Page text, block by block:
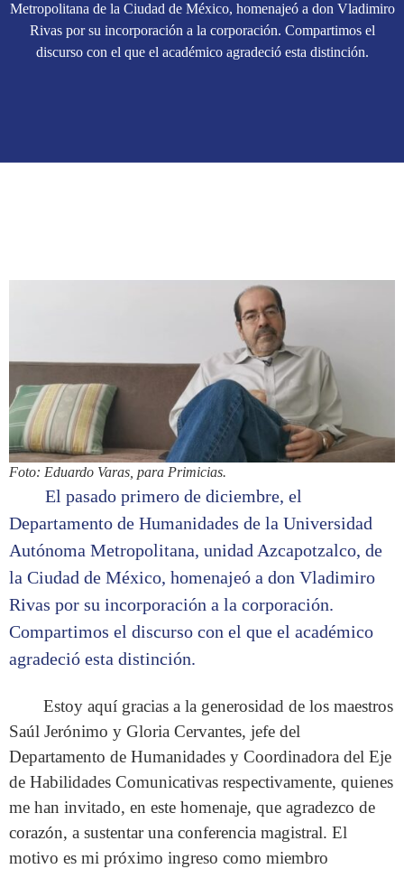
Metropolitana de la Ciudad de México, homenajeó a don Vladimiro
Rivas por su incorporación a la corporación. Compartimos el
discurso con el que el académico agradeció esta distinción.
Foto: Eduardo Varas, para Primicias.
El pasado primero de diciembre, el
Departamento de Humanidades de la Universidad
Autónoma Metropolitana, unidad Azcapotzalco, de
la Ciudad de México, homenajeó a don Vladimiro
Rivas por su incorporación a la corporación.
Compartimos el discurso con el que el académico
agradeció esta distinción.
Estoy aquí gracias a la generosidad de los maestros
Saúl Jerónimo y Gloria Cervantes, jefe del
Departamento de Humanidades y Coordinadora del Eje
de Habilidades Comunicativas respectivamente, quienes
me han invitado, en este homenaje, que agradezco de
corazón, a sustentar una conferencia magistral. El
motivo es mi próximo ingreso como miembro